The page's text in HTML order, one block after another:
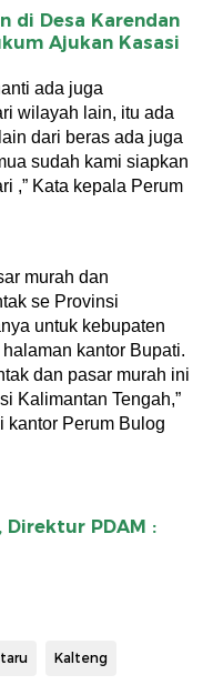
di Desa Karendan
Ajukan Kasasi
ada juga
wilayah lain, itu ada
dari beras ada juga
sudah kami siapkan
,” Kata kepala Perum
murah dan
se Provinsi
untuk kebupaten
kantor Bupati.
dan pasar murah ini
Kalimantan Tengah,”
kantor Perum Bulog
Direktur PDAM :
Kalteng